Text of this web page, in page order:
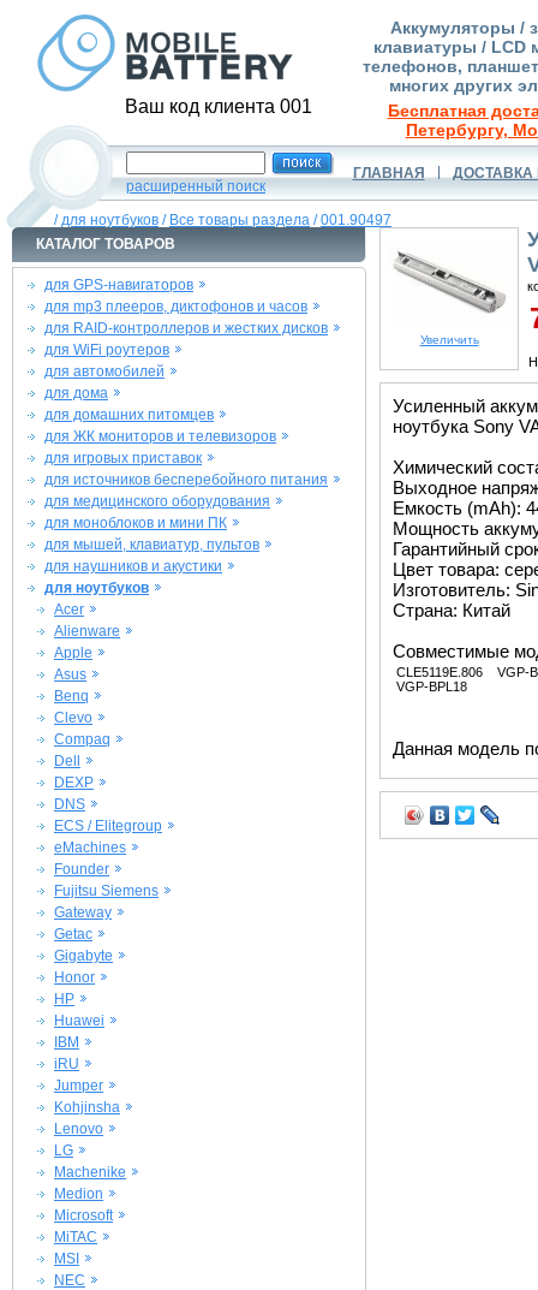
Ваш код клиента 001
Аккумуляторы /
клавиатуры / LCD
телефонов,
многих других
Бесплатная
Петербургу,
расширенный поиск
ГЛАВНАЯ ДОСТАВКА
/для ноутбуков / Все товары раздела /001.90497
КАТАЛОГ ТОВАРОВ
для GPS-навигаторов
для mp3 плееров, диктофонов и часов
для RAID-контроллеров и жестких дисков
для WiFi роутеров
для автомобилей
для дома
для домашних питомцев
для ЖК мониторов и телевизоров
для игровых приставок
для источников бесперебойного питания
для медицинского оборудования
для моноблоков и мини ПК
для мышей, клавиатур, пультов
для наушников и акустики
для ноутбуков
Acer
Alienware
Apple
Asus
Benq
Clevo
Compaq
Dell
DEXP
DNS
ECS / Elitegroup
eMachines
Founder
Fujitsu Siemens
Gateway
Getac
Gigabyte
Honor
HP
Huawei
IBM
iRU
Jumper
Kohjinsha
Lenovo
LG
Machenike
Medion
Microsoft
MiTAC
MSI
NEC
Увеличить
Усиленный
ноутбука Sony
Химический
Выходное
Емкость (mAh):
Мощность
Гарантийный
Цвет товара:
Изготовитель:
Страна: Китай
Совместимые
CLE5119E.806
VGP-BPL18
VGP-
Данная модель